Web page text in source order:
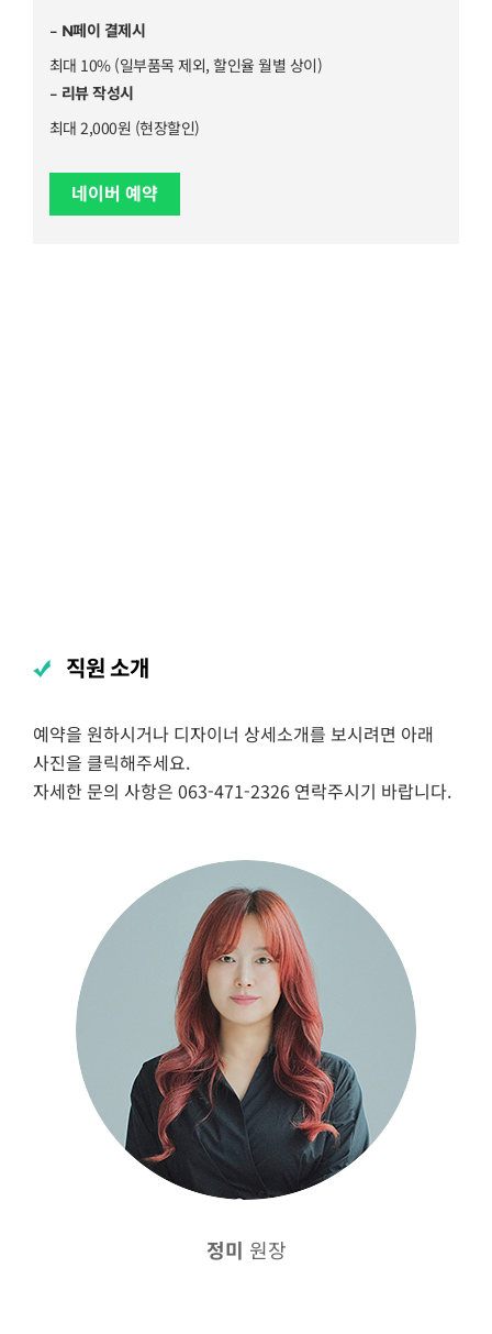
– N페이 결제시
최대 10% (일부품목 제외, 할인율 월별 상이)
– 리뷰 작성시
최대 2,000원 (현장할인)
네이버 예약
직원 소개
예약을 원하시거나 디자이너 상세소개를 보시려면 아래
사진을 클릭해주세요.
자세한 문의 사항은 063-471-2326 연락주시기 바랍니다.
정미 원장